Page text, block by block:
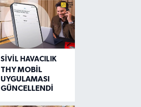
SIVIL HAVACILIK
THY MOBİL
UYGULAMASI
GÜNCELLENDİ